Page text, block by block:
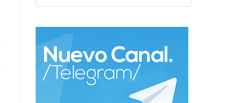
Escape